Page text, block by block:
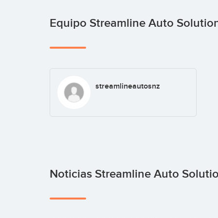
Equipo Streamline Auto
streamlineautosnz
Noticias Streamline Auto